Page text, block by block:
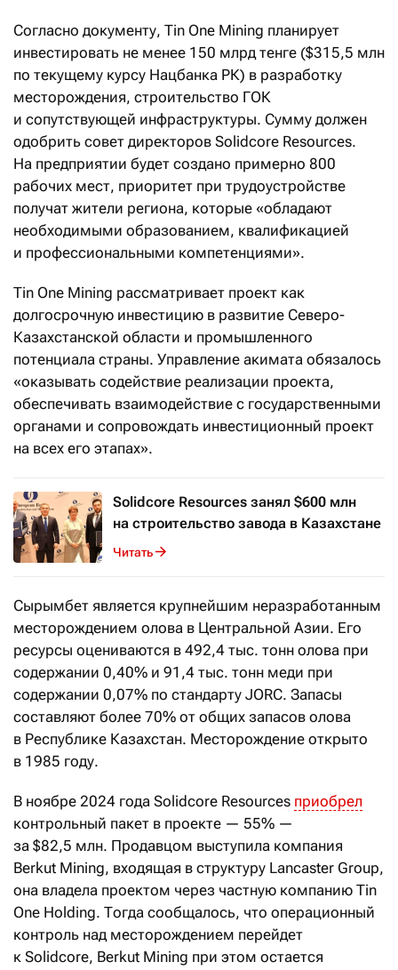
Согласно документу, Tin One Mining планирует
инвестировать не менее 150 млрд тенге ($315,5 млн
по текущему курсу Нацбанка РК) в разработку
месторождения, строительство ГОК
и сопутствующей инфраструктуры. Сумму должен
одобрить совет директоров Solidcore Resources.
На предприятии будет создано примерно 800
рабочих мест, приоритет при трудоустройстве
получат жители региона, которые «обладают
необходимыми образованием, квалификацией
и профессиональными компетенциями».
Tin One Mining рассматривает проект как
долгосрочную инвестицию в развитие Северо-
Казахстанской области и промышленного
потенциала страны. Управление акимата обязалось
«оказывать содействие реализации проекта,
обеспечивать взаимодействие с государственными
органами и сопровождать инвестиционный проект
на всех его этапах».
Solidcore Resources занял $600 млн
на строительство завода в Казахстане
Читать
Сырымбет является крупнейшим неразработанным
месторождением олова в Центральной Азии. Его
ресурсы оцениваются в 492,4 тыс. тонн олова при
содержании 0,40% и 91,4 тыс. тонн меди при
содержании 0,07% по стандарту JORC. Запасы
составляют более 70% от общих запасов олова
в Республике Казахстан. Месторождение открыто
в 1985 году.
В ноябре 2024 года Solidcore Resources приобрел
контрольный пакет в проекте — 55% —
за $82,5 млн. Продавцом выступила компания
Berkut Mining, входящая в структуру Lancaster Group,
она владела проектом через частную компанию Tin
One Holding. Тогда сообщалось, что операционный
контроль над месторождением перейдет
к Solidcore, Berkut Mining при этом остается